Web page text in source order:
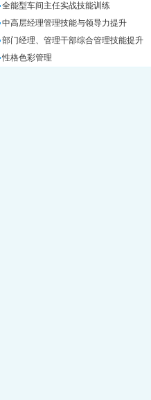
全能型车间主任实战技能训练
中高层经理管理技能与领导力提升
部门经理、管理干部综合管理技能提升
性格色彩管理